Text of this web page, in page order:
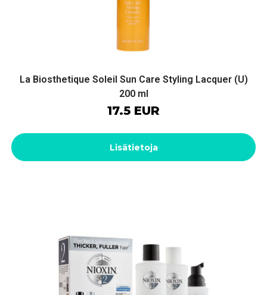
La Biosthetique Soleil Sun Care Styling Lacquer (U)
200 ml
17.5 EUR
Lisätietoja